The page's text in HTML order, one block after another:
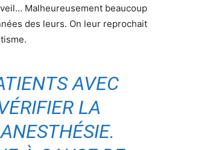
Malheureusement beaucoup
des leurs. On leur reprochait
AVEC
LA